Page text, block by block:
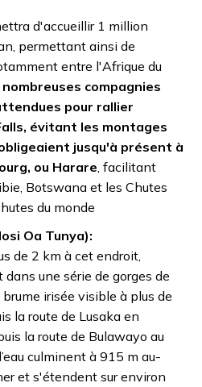
d'accueillir 1 million
permettant ainsi de
entre l'Afrique du
nombreuses compagnies
pour rallier
évitant les montages
jusqu'à présent à
ou Harare , facilitant
Botswana et les Chutes
du monde
Oa Tunya):
de 2 km à cet endroit,
une série de gorges de
irisée visible à plus de
la route de Lusaka en
la route de Bulawayo au
culminent à 915 m au-
et s'étendent sur environ